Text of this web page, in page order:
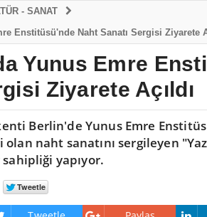
- SANAT
Enstitüsü'nde Naht Sanatı Sergisi Ziyarete
Yunus Emre
Ziyarete Açıldı
Berlin'de Yunus Emre
naht sanatını sergileyen
yapıyor.